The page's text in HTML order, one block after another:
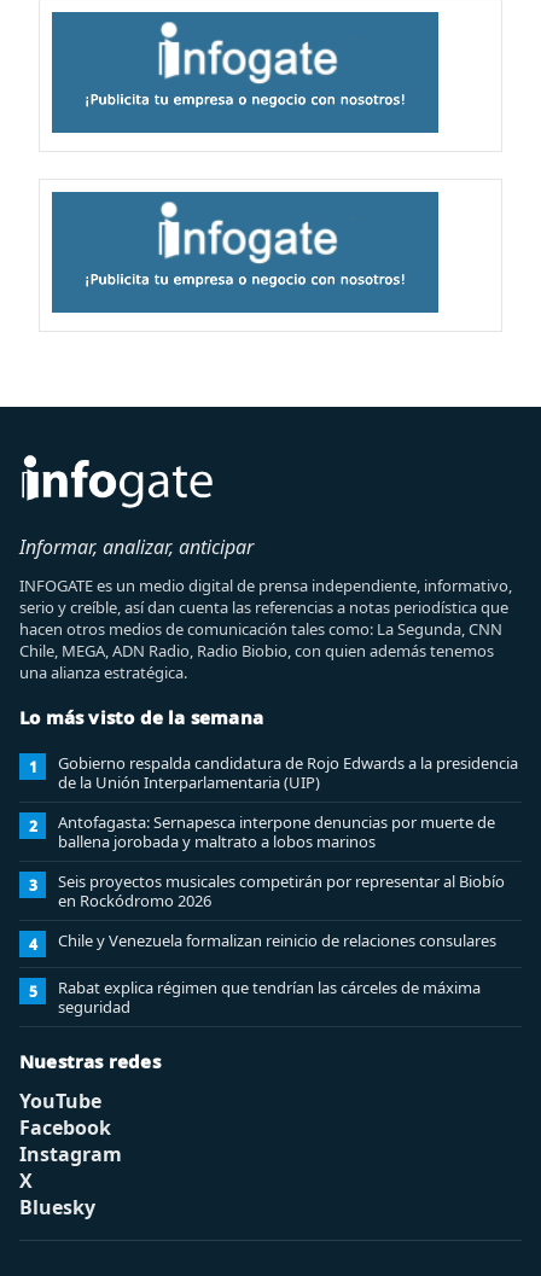
Informar, analizar, anticipar
INFOGATE es un medio digital de prensa independiente, informativo,
serio y creíble, así dan cuenta las referencias a notas periodística que
hacen otros medios de comunicación tales como: La Segunda, CNN
Chile, MEGA, ADN Radio, Radio Biobio, con quien además tenemos
una alianza estratégica.
Lo más visto de la semana
1
Gobierno respalda candidatura de Rojo Edwards a la presidencia
de la Unión Interparlamentaria (UIP)
2
Antofagasta: Sernapesca interpone denuncias por muerte de
ballena jorobada y maltrato a lobos marinos
3
Seis proyectos musicales competirán por representar al Biobío
en Rockódromo 2026
4 Chile y Venezuela formalizan reinicio de relaciones consulares
5
Rabat explica régimen que tendrían las cárceles de máxima
seguridad
Nuestras redes
YouTube
Facebook
Instagram
X
Bluesky